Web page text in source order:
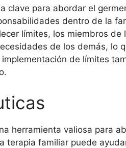
clave para abordar el
dentro de la
límites, los miembros de
de los demás, lo
de límites
herramienta valiosa para
terapia familiar puede